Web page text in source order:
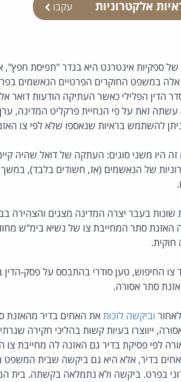
אלקטרוניות עקבו
ספקיות אינטרנט היא בגדר "תפיסת חפץ",
במשפט החוקרים הפרטיים הנאשמים
הפלילי כאשר העתיקה הודעות דואר
מהנאשמים. היא עשתה זאת על פי הנחיית פרקליט
היו משני סוגים: העתקה של דואל שהיה
שונות בעבר יצרה המדינה מצגים והצהירה
האזנת סתר המחייבת צו של נשיא בימ"ש
חוקית.
החיפוש, טען סודרי בהתבסס על פסק-הדין
סתר אסורה.
וביקשה לזכותאת האחים בדיר מהאזנת
ייווצרו בעיות קשות בהליכי חקירה
לפי פסיקת בדיר גם האזנה לה מחייבת
בדיר, אלא היא גם ביקשה שבית המשפט
בפרט. ביקשה ולא נתמלאה בקשתה. בית